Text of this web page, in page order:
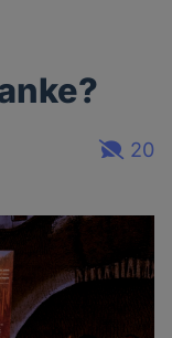
20